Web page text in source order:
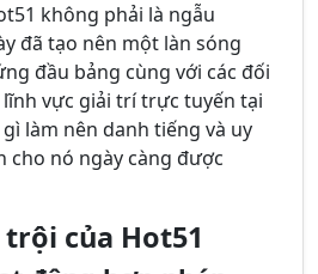
không phải là ngẫu
đã tạo nên một làn sóng
đầu bảng cùng với các đối
vực giải trí trực tuyến tại
làm nên danh tiếng và uy
cho nó ngày càng được
của Hot51